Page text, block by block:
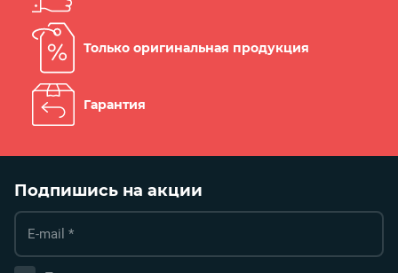
Только оригинальная продукция
Гарантия
Подпишись на акции